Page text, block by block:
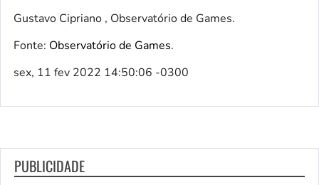
Gustavo Cipriano , Observatório de Games.
Fonte: Observatório de Games.
sex, 11 fev 2022 14:50:06 -0300
PUBLICIDADE